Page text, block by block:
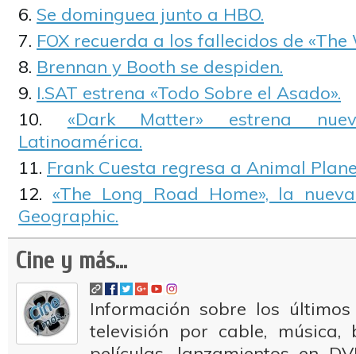
Se dominguea junto a HBO.
FOX recuerda a los fallecidos de «The
Brennan y Booth se despiden.
I.SAT estrena «Todo Sobre el Asado».
«Dark Matter» estrena
Latinoamérica.
Frank Cuesta regresa a Animal
«The Long Road Home», la
Geographic.
Cine y más...
Información sobre los
televisión por cable, música,